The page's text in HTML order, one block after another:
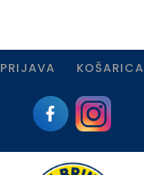
PRIJAVA KOŠARICA
Prijava
Registracija